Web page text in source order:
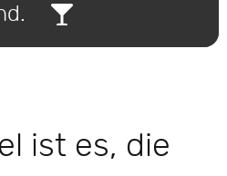
ist es, die